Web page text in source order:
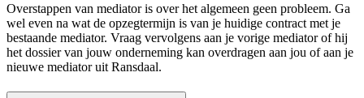
Overstappen van mediator is over het algemeen geen probleem. Ga
wel even na wat de opzegtermijn is van je huidige contract met je
bestaande mediator. Vraag vervolgens aan je vorige mediator of hij
het dossier van jouw onderneming kan overdragen aan jou of aan je
nieuwe mediator uit Ransdaal.